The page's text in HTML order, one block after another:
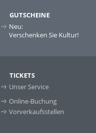
GUTSCHEINE
Neu:
Verschenken Sie Kultur!
TICKETS
Unser Service
Online-Buchung
Vorverkaufsstellen